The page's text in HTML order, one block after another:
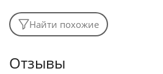
Найти похожие
Отзывы